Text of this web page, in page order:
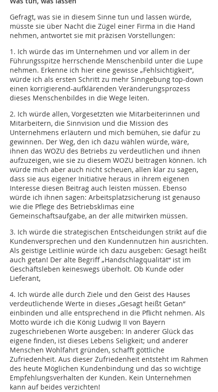
Gefragt, was sie in diesem Sinne tun und lassen würde,
müsste sie über Nacht die Zügel einer Firma in die Hand
nehmen, antwortet sie mit präzisen Vorstellungen:
1. Ich würde das im Unternehmen und vor allem in der
Führungsspitze herrschende Menschenbild unter die Lupe
nehmen. Erkenne ich hier eine gewisse „Fehlsichtigkeit“,
würde ich als ersten Schritt zu mehr Sinngebung top-down
einen korrigierend-aufklärenden Veränderungsprozess
dieses Menschenbildes in die Wege leiten.
2. Ich würde allen, Vorgesetzten wie Mitarbeiterinnen und
Mitarbeitern, die Sinnvision und die Mission des
Unternehmens erläutern und mich bemühen, sie dafür zu
gewinnen. Der Weg, den ich dazu wählen würde, wäre,
ihnen das WOZU des Betriebs zu verdeutlichen und ihnen
aufzuzeigen, wie sie zu diesem WOZU beitragen können. Ich
würde mich aber auch nicht scheuen, allen klar zu sagen,
dass sie aus eigener Initiative heraus in ihrem eigenen
Interesse diesen Beitrag auch leisten müssen. Ebenso
würde ich ihnen sagen: Arbeitsplatzsicherung ist genauso
wie die Pflege des Betriebsklimas eine
Gemeinschaftsaufgabe, an der alle mitwirken müssen.
3. Ich würde die strategischen Entscheidungen strikt auf die
Kundenversprechen und den Kundennutzen hin ausrichten.
Als geistige Leitlinie würde ich dazu ausgeben: Gesagt heißt
auch getan! Der alte Begriff „Handschlagqualität“ ist im
Geschäftsleben keineswegs überholt. Ob Kunde oder
Lieferant,
4. Ich würde alle durch Ziele und den Geist des Hauses
verdeutlichende Werte in dieses „Gesagt heißt Getan“
einbinden und alle entsprechend in die Pflicht nehmen. Als
Motto würde ich die König Ludwig II von Bayern
zugeschriebenen Worte ausgeben: In anderer Glück das
eigene finden, ist dieses Lebens Seligkeit; und anderer
Menschen Wohlfahrt gründen, schafft göttliche
Zufriedenheit. Aus dieser Zufriedenheit entsteht im Rahmen
des heute Möglichen Kundenbindung und das so wichtige
Empfehlungsverhalten der Kunden. Kein Unternehmen
kann auf beides verzichten!